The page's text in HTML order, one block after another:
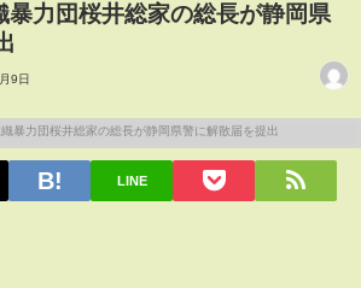
暴力団桜井総家の総長が静岡県
9日
LINE